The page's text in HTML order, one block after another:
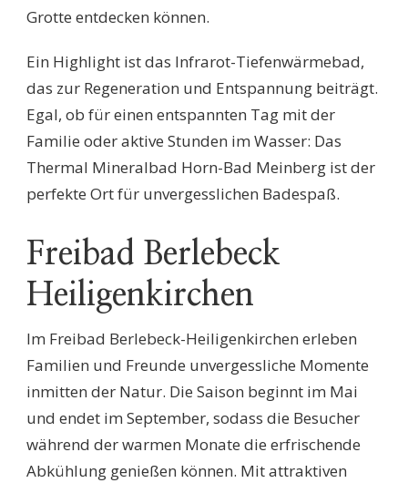
Grotte entdecken können.
Ein Highlight ist das Infrarot-Tiefenwärmebad,
das zur Regeneration und Entspannung beiträgt.
Egal, ob für einen entspannten Tag mit der
Familie oder aktive Stunden im Wasser: Das
Thermal Mineralbad Horn-Bad Meinberg ist der
perfekte Ort für unvergesslichen Badespaß.
Freibad Berlebeck
Heiligenkirchen
Im Freibad Berlebeck-Heiligenkirchen erleben
Familien und Freunde unvergessliche Momente
inmitten der Natur. Die Saison beginnt im Mai
und endet im September, sodass die Besucher
während der warmen Monate die erfrischende
Abkühlung genießen können. Mit attraktiven